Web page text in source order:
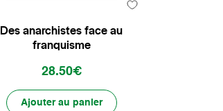
Des anarchistes face au
franquisme
28.50€
Ajouter au panier